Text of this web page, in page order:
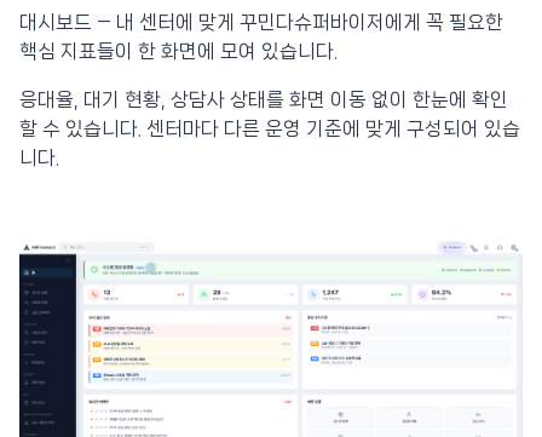
대시보드 — 내 센터에 맞게 꾸민다슈퍼바이저에게 꼭 필요한
핵심 지표들이 한 화면에 모여 있습니다.
응대율, 대기 현황, 상담사 상태를 화면 이동 없이 한눈에 확인
할 수 있습니다. 센터마다 다른 운영 기준에 맞게 구성되어 있습
니다.